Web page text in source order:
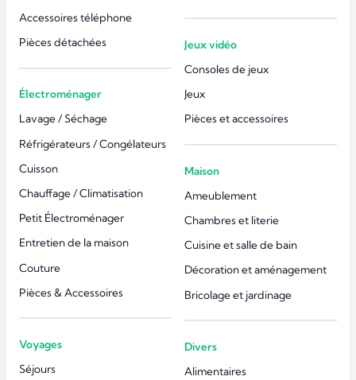
Accessoires téléphone
Pièces détachées
Électroménager
Lavage / Séchage
Réfrigérateurs / Congélateurs
Cuisson
Chauffage / Climatisation
Petit Électroménager
Entretien de la maison
Couture
Pièces & Accessoires
Voyages
Séjours
Jeux vidéo
Consoles de jeux
Jeux
Pièces et accessoires
Maison
Ameublement
Chambres et literie
Cuisine et salle de bain
Décoration et aménagement
Bricolage et jardinage
Divers
Alimentaires